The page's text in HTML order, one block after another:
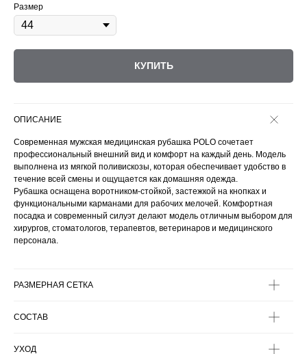
Размер
КУПИТЬ
ОПИСАНИЕ
Современная мужская медицинская рубашка POLO сочетает
профессиональный внешний вид и комфорт на каждый день. Модель
выполнена из мягкой поливискозы, которая обеспечивает удобство в
течение всей смены и ощущается как домашняя одежда.
Рубашка оснащена воротником-стойкой, застежкой на кнопках и
функциональными карманами для рабочих мелочей. Комфортная
посадка и современный силуэт делают модель отличным выбором для
хирургов, стоматологов, терапевтов, ветеринаров и медицинского
персонала.
РАЗМЕРНАЯ СЕТКА
СОСТАВ
УХОД